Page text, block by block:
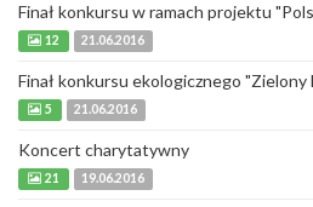
Finał konkursu w ramach projektu
12 21.06.2016
Finał konkursu ekologicznego "Zielony
5 21.06.2016
Koncert charytatywny
21 19.06.2016